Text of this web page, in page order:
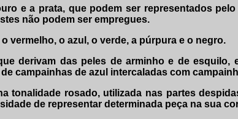
e a prata, que podem ser representados
não podem ser empregues.
vermelho, o azul, o verde, a púrpura e o negro.
derivam das peles de arminho e de esquilo,
campainhas de azul intercaladas com
tonalidade rosado, utilizada nas partes
de representar determinada peça na sua